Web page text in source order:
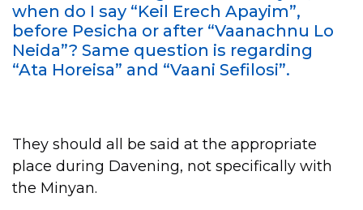
when do I say “Keil Erech Apayim”,
before Pesicha or after “Vaanachnu Lo
Neida”? Same question is regarding
“Ata Horeisa” and “Vaani Sefilosi”.
They should all be said at the appropriate
place during Davening, not specifically with
the Minyan.